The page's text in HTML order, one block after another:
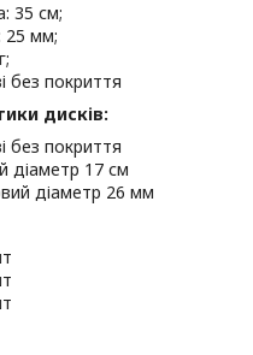
35 см;
25 мм;
без покриття
дисків:
без покриття
діаметр 17 см
діаметр 26 мм